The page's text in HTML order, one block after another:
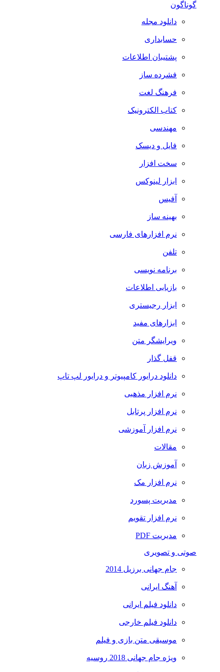
گوناگون
دانلود مجله
حسابداری
پشتیبان اطلاعات
فشرده ساز
فرهنگ لغت
کتاب الکترونیک
مهندسی
فایل و دیسک
سخت افزار
ابزار لینوکس
آفیس
بهینه ساز
نرم افزارهای فارسی
تلفن
برنامه نویسی
بازیابی اطلاعات
ابزار رجیستری
ابزارهای مفید
ویرایشگر متن
قفل گذار
دانلود درایور کامپیوتر و درایور لپ تاپ
نرم افزار مذهبی
نرم افزار پرتابل
نرم افزار آموزشی
مقالات
آموزش زبان
نرم افزار مک
مدیریت پسورد
نرم افزار تقویم
مدیریت PDF
صوتی و تصویری
جام جهانی برزیل 2014
آهنگ ایرانی
دانلود فیلم ایرانی
دانلود فیلم خارجی
موسیقی متن بازی و فیلم
ویژه جام جهانی 2018 روسیه